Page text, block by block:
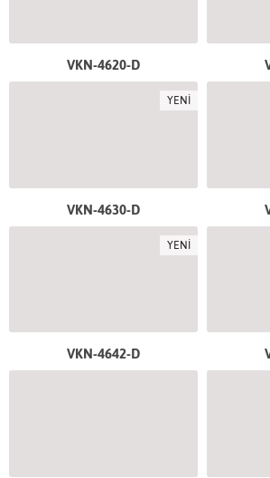
VKN-4620-D
YENİ
VKN-4630-D
YENİ
VKN-4642-D